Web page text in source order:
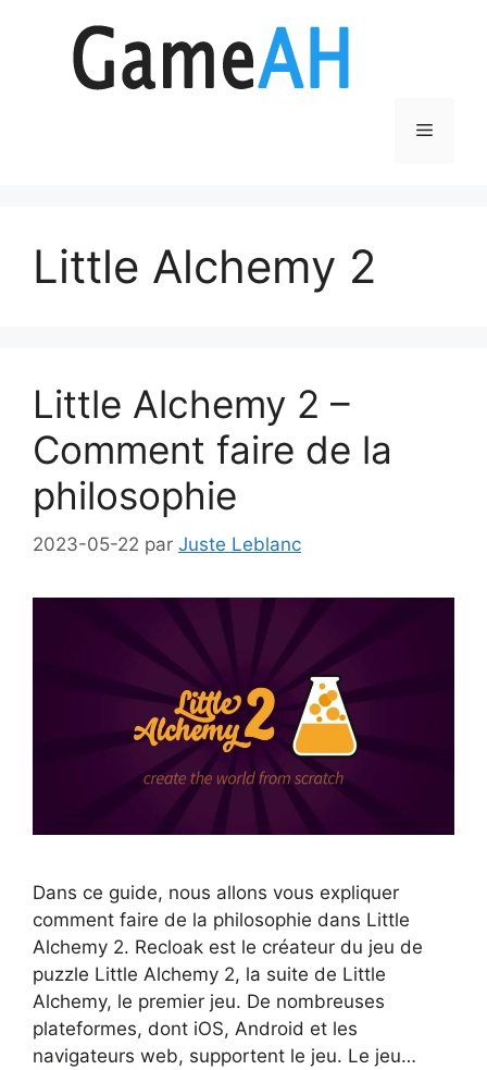
Menu
Little Alchemy 2
Little Alchemy 2 –
Comment faire de la
philosophie
2023-05-22 par Juste Leblanc
Dans ce guide, nous allons vous expliquer
comment faire de la philosophie dans Little
Alchemy 2. Recloak est le créateur du jeu de
puzzle Little Alchemy 2, la suite de Little
Alchemy, le premier jeu. De nombreuses
plateformes, dont iOS, Android et les
navigateurs web, supportent le jeu. Le jeu…